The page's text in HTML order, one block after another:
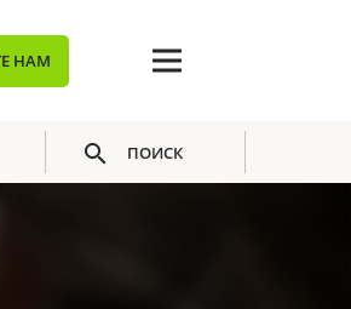
НАМ
ПОИСК